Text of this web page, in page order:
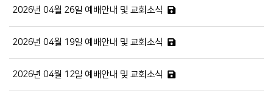
2026년 04월 26일 예배안내 및 교회소식
2026년 04월 19일 예배안내 및 교회소식
2026년 04월 12일 예배안내 및 교회소식